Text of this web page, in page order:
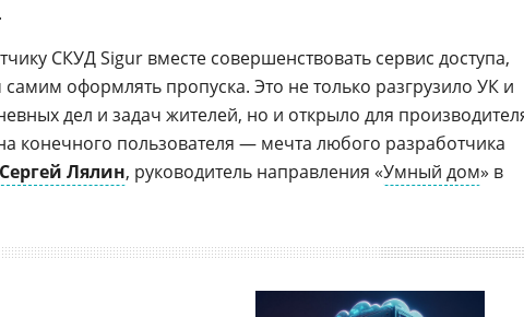
СКУД Sigur вместе совершенствовать сервис доступа,
оформлять пропуска. Это не только разгрузило УК и
дел и задач жителей, но и открыло для
конечного пользователя — мечта любого разработчика
Сергей Лялин, руководитель направления «Умный дом» в